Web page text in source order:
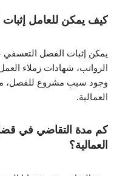
كيف يمكن للعامل
يمكن إثبات الفصل
الرواتب، شهادات زملاء
وجود سبب مشروع للفصل،
العمالية.
كم مدة التقاضي في
العمالية؟